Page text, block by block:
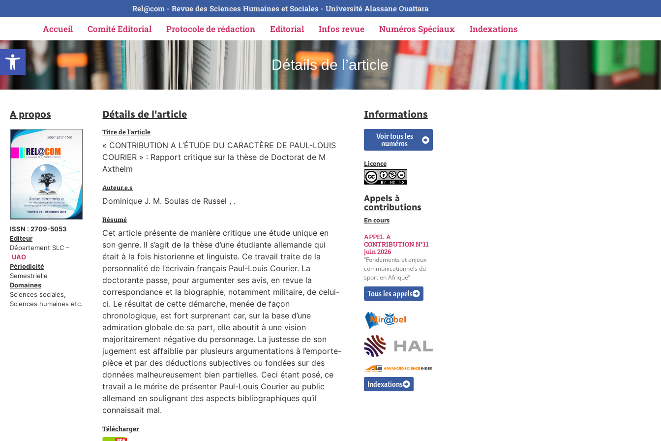
Ouvrir la barre d’outils
Rel@com - Revue des Sciences Humaines et Sociales - Université Alassane Ouattara
Accueil Comité Editorial Protocole de rédaction Editorial Infos revue Numéros Spéciaux Indexations
Détails de l’article
A propos
ISSN : 2709-5053
Editeur
Département SLC –
UAO
Périodicité
Semestrielle
Domaines
Sciences sociales,
Sciences humaines etc.
Détails de l'article
Titre de l'article
« CONTRIBUTION A L’ÉTUDE DU CARACTÈRE DE PAUL-LOUIS
COURIER » : Rapport critique sur la thèse de Doctorat de M
Axthelm
Auteur.e.s
Dominique J. M. Soulas de Russel , .
Résumé
Cet article présente de manière critique une étude unique en
son genre. Il s’agit de la thèse d’une étudiante allemande qui
était à la fois historienne et linguiste. Ce travail traite de la
personnalité de l’écrivain français Paul-Louis Courier. La
doctorante passe, pour argumenter ses avis, en revue la
correspondance et la biographie, notamment militaire, de celui-
ci. Le résultat de cette démarche, menée de façon
chronologique, est fort surprenant car, sur la base d’une
admiration globale de sa part, elle aboutit à une vision
majoritairement négative du personnage. La justesse de son
jugement est affaiblie par plusieurs argumentations à l’emporte-
pièce et par des déductions subjectives ou fondées sur des
données malheureusement bien partielles. Ceci étant posé, ce
travail a le mérite de présenter Paul-Louis Courier au public
allemand en soulignant des aspects bibliographiques qu’il
connaissait mal.
Télécharger
Informations
Voir tous les
numéros
Licence
Appels à
contributions
En cours
APPEL A
CONTRIBUTION N°11
juin 2026
‘’Fondements et enjeux
communicationnels du
sport en Afrique’’
Tous les appels
Indexations